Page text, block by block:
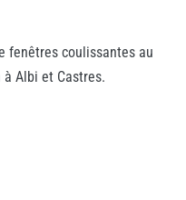
fenêtres coulissantes au
Albi et Castres.